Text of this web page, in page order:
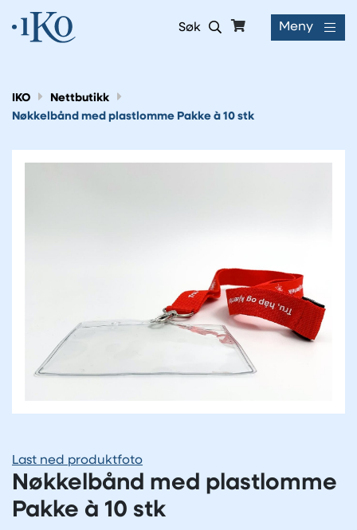
Søk Meny
IKO
Nettbutikk
Nøkkelbånd med plastlomme Pakke à 10 stk
Last ned produktfoto
Nøkkelbånd med plastlomme
Pakke à 10 stk